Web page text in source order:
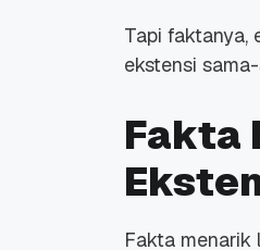
Promo Ramadan 2026:
Hosting Qwords
Tapi faktanya,
ekstensi
Fakta
Fakta menarik